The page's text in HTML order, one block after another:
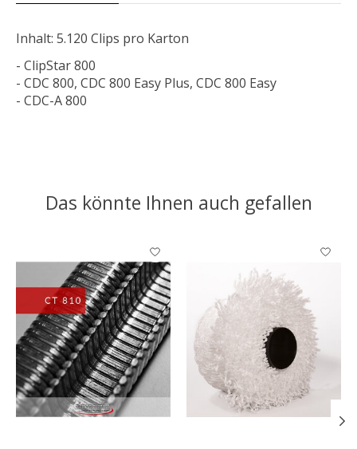
Inhalt: 5.120 Clips pro Karton
- ClipStar 800
- CDC 800, CDC 800 Easy Plus, CDC 800 Easy
- CDC-A 800
Das könnte Ihnen auch gefallen
Produkt-Karussell-Artikel